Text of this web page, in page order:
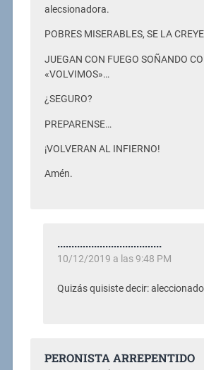
alecsionadora.
POBRES MISERABLES, SE LA
JUEGAN CON FUEGO SOÑANDO
«VOLVIMOS»…
¿SEGURO?
PREPARENSE…
¡VOLVERAN AL INFIERNO!
Amén.
.....................................
10/12/2019 a las 9:48 PM
Quizás quisiste decir:
PERONISTA ARREPENTIDO